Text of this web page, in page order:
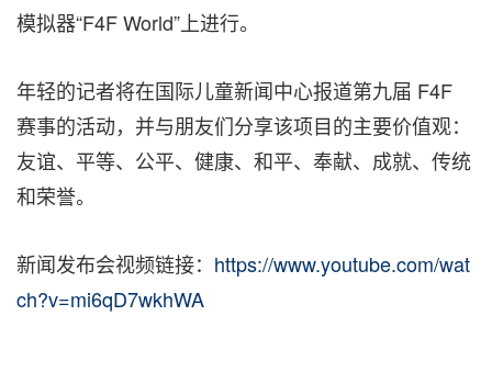
模拟器“F4F World”上进行。
年轻的记者将在国际儿童新闻中心报道第九届 F4F
赛事的活动，并与朋友们分享该项目的主要价值观：
友谊、平等、公平、健康、和平、奉献、成就、传统
和荣誉。
新闻发布会视频链接： https://www.youtube.com/wat
ch?v=mi6qD7wkhWA